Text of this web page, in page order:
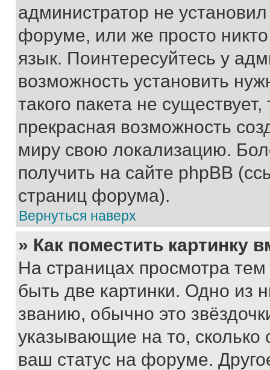
администратор не
форуме, или же просто
язык. Поинтересуйтесь у
возможность установить
такого пакета не
прекрасная возможность
миру свою локализацию.
получить на сайте phpBB
страниц форума).
Вернуться наверх
» Как поместить картинку
На страницах просмотра
быть две картинки. Одно из
званию, обычно это
указывающие на то,
ваш статус на форуме.